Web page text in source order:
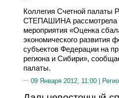
Коллегия Счетной палаты
СТЕПАШИНА рассмотрела
мероприятия «Оценка
экономического развития
субъектов Федерации на
региона и Сибири»,
палаты.
09 Января 2012, 11:00 |